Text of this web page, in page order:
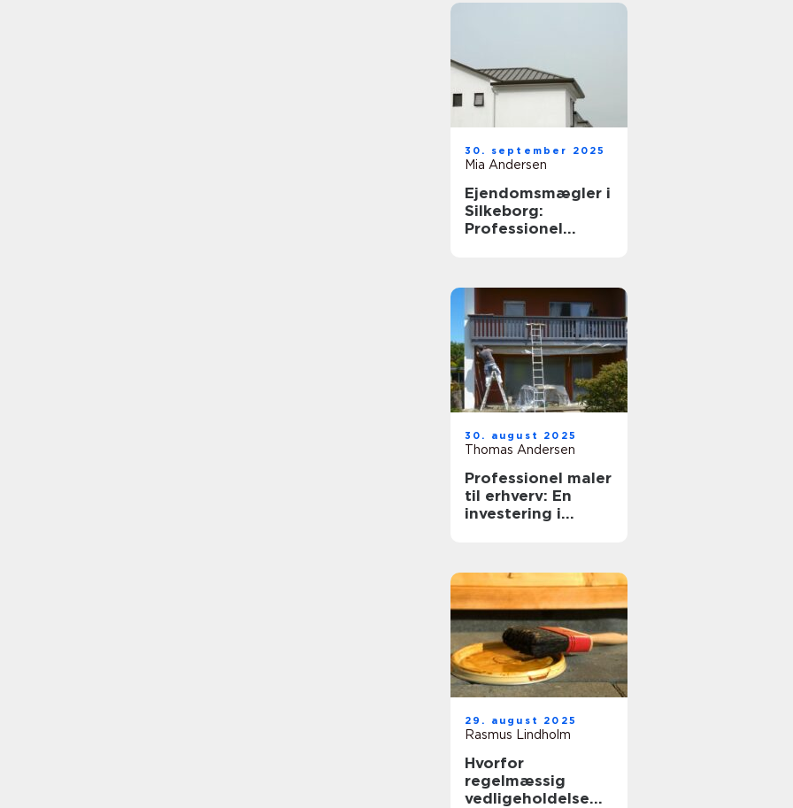
30. september 2025
Mia Andersen
Ejendomsmægler i
Silkeborg:
Professionel
30. august 2025
Thomas Andersen
Professionel maler
til erhverv: En
investering i
29. august 2025
Rasmus Lindholm
Hvorfor
regelmæssig
vedligeholdelse